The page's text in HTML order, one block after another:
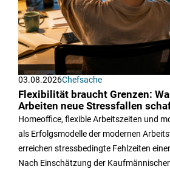
03.08.2026Chefsache
Flexibilität braucht Grenzen:
Arbeiten neue Stressfallen
Homeoffice, flexible Arbeitszeiten und
als Erfolgsmodelle der modernen
erreichen stressbedingte Fehlzeiten
Nach Einschätzung der